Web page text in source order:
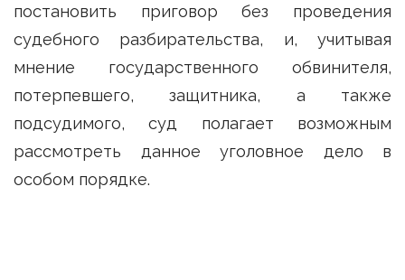
постановить приговор без проведения
судебного разбирательства, и, учитывая
мнение государственного обвинителя,
потерпевшего, защитника, а также
подсудимого, суд полагает возможным
рассмотреть данное уголовное дело в
особом порядке.